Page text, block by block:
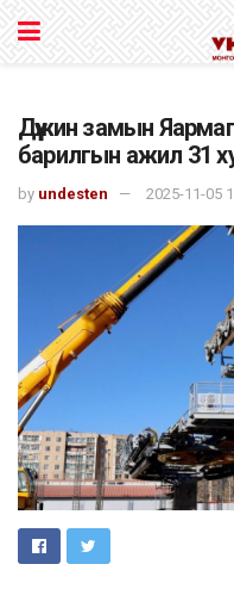
Дүүжин замын
барилгын ажил 31
by undesten 2025-11-05